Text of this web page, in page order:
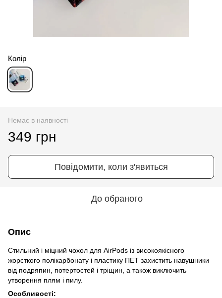
Колір
Немає в наявності
349 грн
Повідомити, коли з'явиться
До обраного
Опис
Стильний і міцний чохол для AirPods із високоякісного
жорсткого полікарбонату і пластику ПЕТ захистить навушники
від подряпин, потертостей і тріщин, а також виключить
утворення плям і пилу.
Особливості: